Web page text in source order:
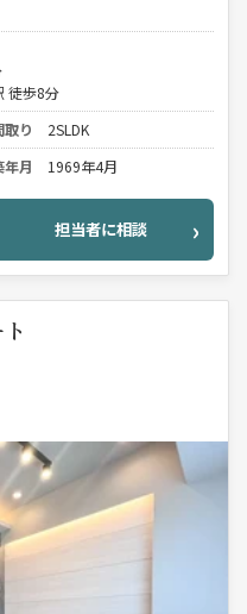
徒歩8分
取り
2SLDK
年月 1969年4月
担当者に相談